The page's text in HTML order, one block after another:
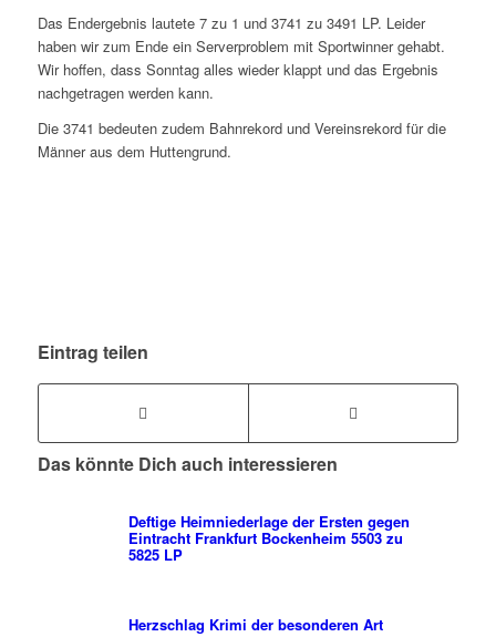
Das Endergebnis lautete 7 zu 1 und 3741 zu 3491 LP. Leider
haben wir zum Ende ein Serverproblem mit Sportwinner gehabt.
Wir hoffen, dass Sonntag alles wieder klappt und das Ergebnis
nachgetragen werden kann.
Die 3741 bedeuten zudem Bahnrekord und Vereinsrekord für die
Männer aus dem Huttengrund.
Eintrag teilen
Das könnte Dich auch interessieren
Deftige Heimniederlage der Ersten gegen
Eintracht Frankfurt Bockenheim 5503 zu
5825 LP
Herzschlag Krimi der besonderen Art